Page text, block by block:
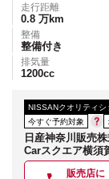
走行距離
0.8 万km
整備
整備付き
排気量
1200cc
NISSANクオリティシ
今すぐ予約対象
日産神奈川販売
Carスクエア横須
販売店に